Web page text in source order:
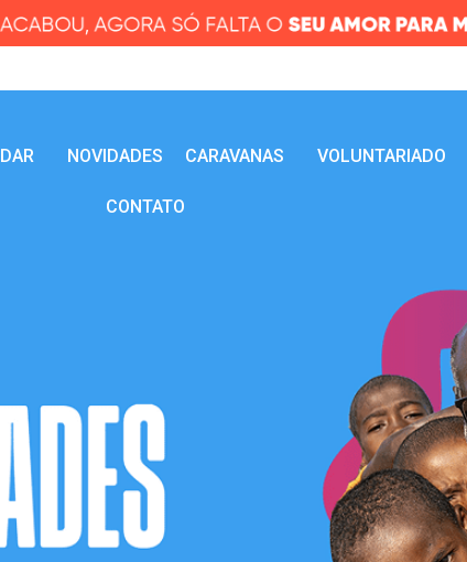
NOVIDADES CARAVANAS VOLUNTARIADO
CONTATO